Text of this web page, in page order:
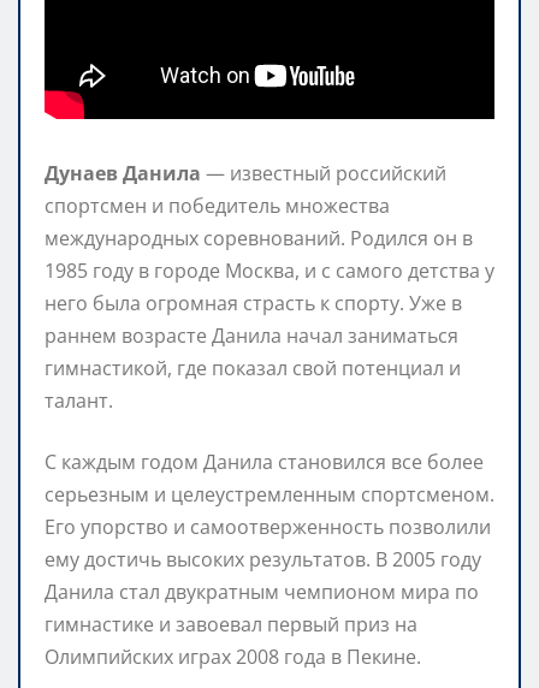
Дунаев Данила — известный российский
спортсмен и победитель множества
международных соревнований. Родился он в
1985 году в городе Москва, и с самого детства у
него была огромная страсть к спорту. Уже в
раннем возрасте Данила начал заниматься
гимнастикой, где показал свой потенциал и
талант.
С каждым годом Данила становился все более
серьезным и целеустремленным спортсменом.
Его упорство и самоотверженность позволили
ему достичь высоких результатов. В 2005 году
Данила стал двукратным чемпионом мира по
гимнастике и завоевал первый приз на
Олимпийских играх 2008 года в Пекине.